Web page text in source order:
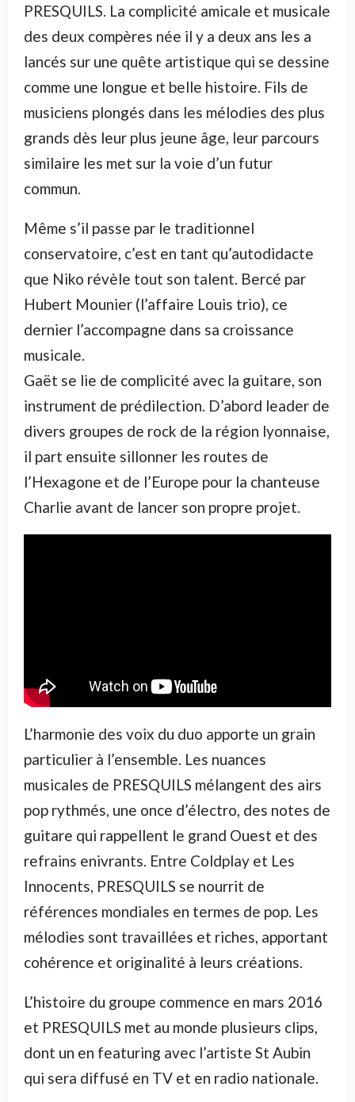
PRESQUILS. La complicité amicale et musicale
des deux compères née il y a deux ans les a
lancés sur une quête artistique qui se dessine
comme une longue et belle histoire. Fils de
musiciens plongés dans les mélodies des plus
grands dès leur plus jeune âge, leur parcours
similaire les met sur la voie d’un futur
commun.
Même s’il passe par le traditionnel
conservatoire, c’est en tant qu’autodidacte
que Niko révèle tout son talent. Bercé par
Hubert Mounier (l’affaire Louis trio), ce
dernier l’accompagne dans sa croissance
musicale.
Gaët se lie de complicité avec la guitare, son
instrument de prédilection. D’abord leader de
divers groupes de rock de la région lyonnaise,
il part ensuite sillonner les routes de
l’Hexagone et de l’Europe pour la chanteuse
Charlie avant de lancer son propre projet.
L’harmonie des voix du duo apporte un grain
particulier à l’ensemble. Les nuances
musicales de PRESQUILS mélangent des airs
pop rythmés, une once d’électro, des notes de
guitare qui rappellent le grand Ouest et des
refrains enivrants. Entre Coldplay et Les
Innocents, PRESQUILS se nourrit de
références mondiales en termes de pop. Les
mélodies sont travaillées et riches, apportant
cohérence et originalité à leurs créations.
L’histoire du groupe commence en mars 2016
et PRESQUILS met au monde plusieurs clips,
dont un en featuring avec l’artiste St Aubin
qui sera diffusé en TV et en radio nationale.